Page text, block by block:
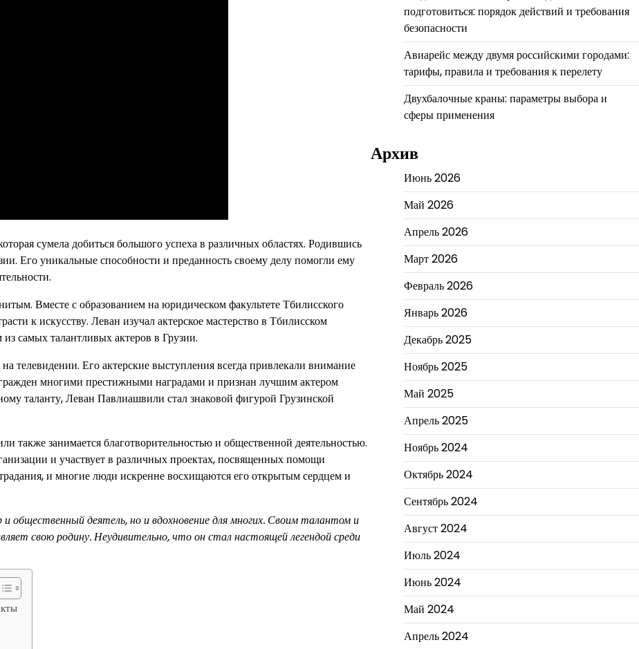
сумела добиться большого успеха в различных областях. Родившись
Его уникальные способности и преданность своему делу помогли ему
Вместе с образованием на юридическом факультете Тбилисского
к искусству. Леван изучал актерское мастерство в Тбилисском
самых талантливых актеров в Грузии.
телевидении. Его актерские выступления всегда привлекали внимание
многими престижными наградами и признан лучшим актером
таланту, Леван Павлиашвили стал знаковой фигурой Грузинской
также занимается благотворительностью и общественной деятельностью.
и участвует в различных проектах, посвященных помощи
и многие люди искренне восхищаются его открытым сердцем и
деятель, но и вдохновение для многих. Своим талантом и
свою родину. Неудивительно, что он стал настоящей легендой среди
подготовиться: порядок действий и требования
безопасности
Авиарейс между двумя российскими городами:
тарифы, правила и требования к перелету
Двухбалочные краны: параметры выбора и
сферы применения
Архив
Июнь 2026
Май 2026
Апрель 2026
Март 2026
Февраль 2026
Январь 2026
Декабрь 2025
Ноябрь 2025
Май 2025
Апрель 2025
Ноябрь 2024
Октябрь 2024
Сентябрь 2024
Август 2024
Июль 2024
Июнь 2024
Май 2024
Апрель 2024